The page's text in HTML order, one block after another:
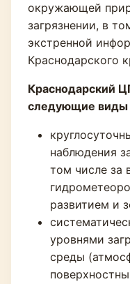
окружающей
загрязнении, в
экстренной
Краснодарского
Краснодарский
следующие виды
наблюдения
том числе за
развитием и
уровнями
среды